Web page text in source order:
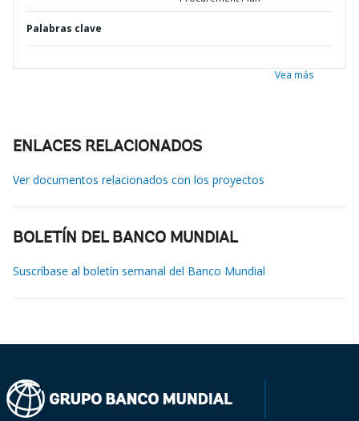
Palabras clave
Vea más
ENLACES RELACIONADOS
Ver documentos relacionados con los proyectos
BOLETÍN DEL BANCO MUNDIAL
Suscríbase al boletín semanal del Banco Mundial